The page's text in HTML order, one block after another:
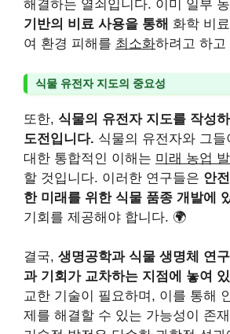
해결하는 열쇠입니다. 이미 일부
기반의 비료 사용을 통해 화학 비
여 환경 피해를 최소화하려고 하고
식물 유전자 지도의 중요성
또한, 식물의 유전자 지도를 작성
도전입니다. 식물의 유전자와 그들
대한 통합적인 이해는 미래 농업
할 것입니다. 이러한 연구들은 안
한 미래를 위한 식물 품종 개발에
기회를 제공해야 합니다. 🌍
결국, 생명공학과 식물 생명체 연
과 기회가 교차하는 지점에 놓여
교한 기술이 필요하며, 이를 통해
제를 해결할 수 있는 가능성이 존